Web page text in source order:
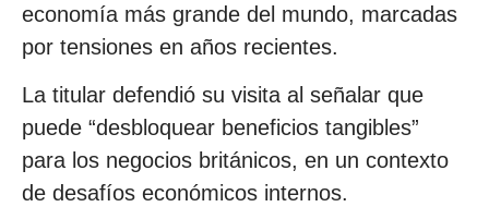
economía más grande del mundo, marcadas
por tensiones en años recientes.
La titular defendió su visita al señalar que
puede “desbloquear beneficios tangibles”
para los negocios británicos, en un contexto
de desafíos económicos internos.